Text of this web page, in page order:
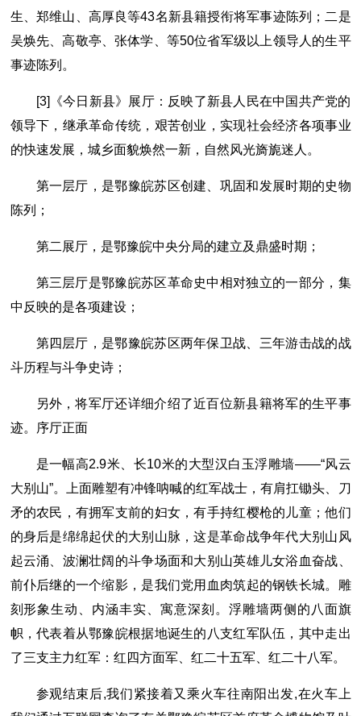
生、郑维山、高厚良等43名新县籍授衔将军事迹陈列；二是
吴焕先、高敬亭、张体学、等50位省军级以上领导人的生平
事迹陈列。
[3]《今日新县》展厅：反映了新县人民在中国共产党的
领导下，继承革命传统，艰苦创业，实现社会经济各项事业
的快速发展，城乡面貌焕然一新，自然风光旖旎迷人。
第一层厅，是鄂豫皖苏区创建、巩固和发展时期的史物
陈列；
第二展厅，是鄂豫皖中央分局的建立及鼎盛时期；
第三层厅是鄂豫皖苏区革命史中相对独立的一部分，集
中反映的是各项建设；
第四层厅，是鄂豫皖苏区两年保卫战、三年游击战的战
斗历程与斗争史诗；
另外，将军厅还详细介绍了近百位新县籍将军的生平事
迹。序厅正面
是一幅高2.9米、长10米的大型汉白玉浮雕墙——“风云
大别山”。上面雕塑有冲锋呐喊的红军战士，有肩扛锄头、刀
矛的农民，有拥军支前的妇女，有手持红樱枪的儿童；他们
的身后是绵绵起伏的大别山脉，这是革命战争年代大别山风
起云涌、波澜壮阔的斗争场面和大别山英雄儿女浴血奋战、
前仆后继的一个缩影，是我们党用血肉筑起的钢铁长城。雕
刻形象生动、内涵丰实、寓意深刻。浮雕墙两侧的八面旗
帜，代表着从鄂豫皖根据地诞生的八支红军队伍，其中走出
了三支主力红军：红四方面军、红二十五军、红二十八军。
参观结束后,我们紧接着又乘火车往南阳出发,在火车上